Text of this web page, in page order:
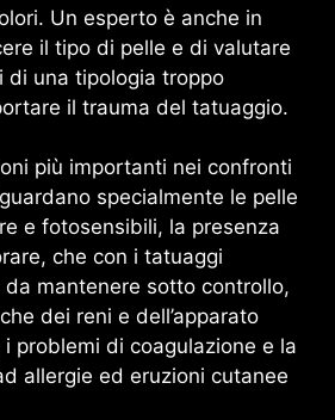
Un esperto è anche in
il tipo di pelle e di valutare
di una tipologia troppo
il trauma del tatuaggio.
più importanti nei confronti
specialmente le pelle
e fotosensibili, la presenza
che con i tatuaggi
mantenere sotto controllo,
dei reni e dell’apparato
problemi di coagulazione e la
allergie ed eruzioni cutanee